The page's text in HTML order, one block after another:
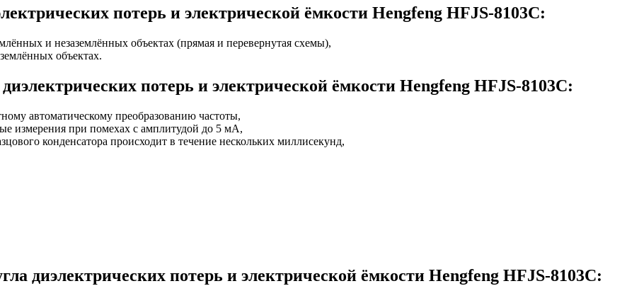
потерь и электрической ёмкости Hengfeng HFJS-8103C:
и незаземлённых объектах (прямая и перевернутая схемы),
объектах.
потерь и электрической ёмкости Hengfeng HFJS-8103C:
автоматическому преобразованию частоты,
измерения при помехах с амплитудой до 5 мA,
конденсатора происходит в течение нескольких миллисекунд,
диэлектрических потерь и электрической ёмкости Hengfeng HFJS-8103C: